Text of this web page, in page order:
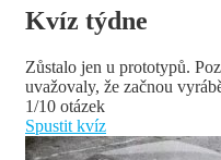
Kvíz týdne
Zůstalo jen u prototypů.
uvažovaly, že začnou
1/10 otázek
Spustit kvíz